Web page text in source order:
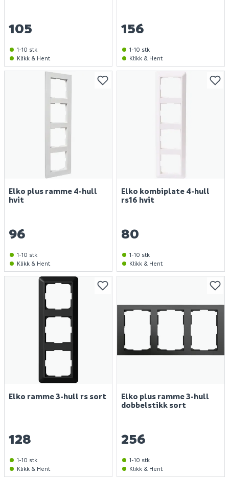
105
1-10 stk
Klikk & Hent
156
1-10 stk
Klikk & Hent
Elko plus ramme 4-hull
hvit
96
1-10 stk
Klikk & Hent
Elko kombiplate 4-hull
rs16 hvit
80
1-10 stk
Klikk & Hent
Elko ramme 3-hull rs sort
128
1-10 stk
Klikk & Hent
Elko plus ramme 3-hull
dobbelstikk sort
256
1-10 stk
Klikk & Hent